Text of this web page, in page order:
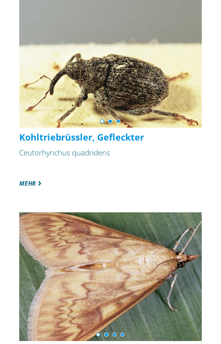
Kohltriebrüssler, Gefleckter
Ceutorhynchus quadridens
MEHR